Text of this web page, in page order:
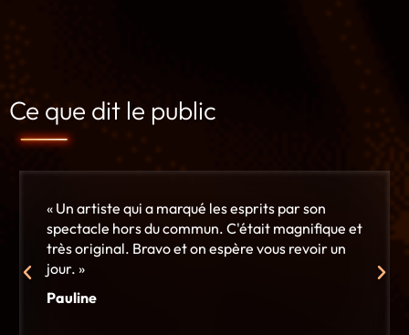
Ce que dit le public
« Un artiste qui a marqué les esprits par son
spectacle hors du commun. C'était magnifique et
très original. Bravo et on espère vous revoir un
jour. »
Pauline